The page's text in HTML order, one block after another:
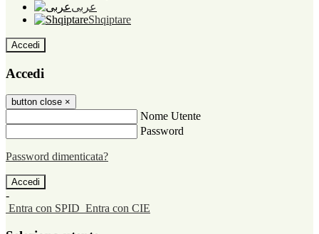
عربى
Shqiptare
Accedi
Accedi
button close ×
Nome Utente
Password
Password dimenticata?
-
Entra con SPID Entra con CIE